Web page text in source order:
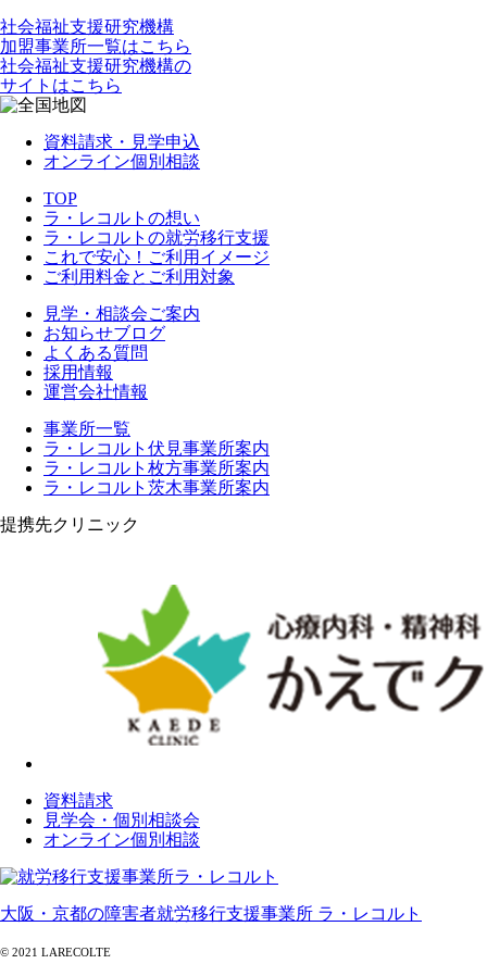
社会福祉支援研究機構
加盟事業所一覧はこちら
社会福祉支援研究機構の
サイトはこちら
資料請求・見学申込
オンライン個別相談
TOP
ラ・レコルトの想い
ラ・レコルトの就労移行支援
これで安心！ご利用イメージ
ご利用料金とご利用対象
見学・相談会ご案内
お知らせブログ
よくある質問
採用情報
運営会社情報
事業所一覧
ラ・レコルト伏見事業所案内
ラ・レコルト枚方事業所案内
ラ・レコルト茨木事業所案内
提携先クリニック
資料請求
見学会・個別相談会
オンライン個別相談
大阪・京都の障害者就労移行支援事業所 ラ・レコルト
© 2021 LARECOLTE